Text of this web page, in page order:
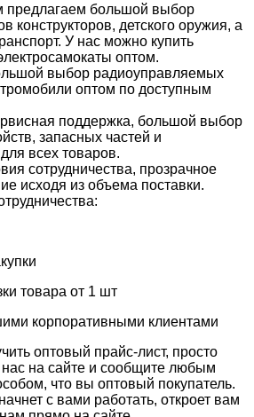
предлагаем большой выбор
конструкторов, детского оружия, а
У нас можно купить
оптом.
выбор радиоуправляемых
оптом по доступным
поддержка, большой выбор
запасных частей и
всех товаров.
сотрудничества, прозрачное
исходя из объема поставки.
товара от 1 шт
корпоративными клиентами
оптовый прайс-лист, просто
нас на сайте и сообщите любым
что вы оптовый покупатель.
с вами работать, откроет вам